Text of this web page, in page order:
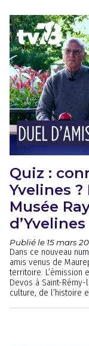
Quiz :
Yvelines
Musée
d’Yvelines
Publié le 15 mars
Dans ce nouveau
amis venus de
territoire. L’émission
Devos à Saint-
culture, de l’histoire